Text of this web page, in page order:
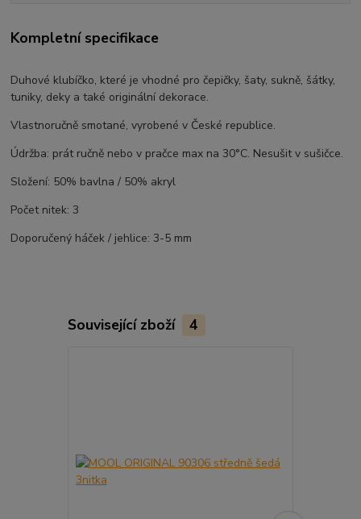
Kompletní specifikace
Duhové klubíčko, které je vhodné pro čepičky, šaty, sukně, šátky,
tuniky, deky a také originální dekorace.
Vlastnoručně smotané, vyrobené v České republice.
Údržba: prát ručně nebo v pračce max na 30°C. Nesušit v sušičce.
Složení: 50% bavlna / 50% akryl
Počet nitek: 3
Doporučený háček / jehlice: 3-5 mm
Související zboží 4